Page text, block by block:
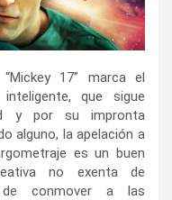
17” marca el
que sigue
y por su impronta
alguno, la apelación a
es un buen
no exenta de
de conmover a las